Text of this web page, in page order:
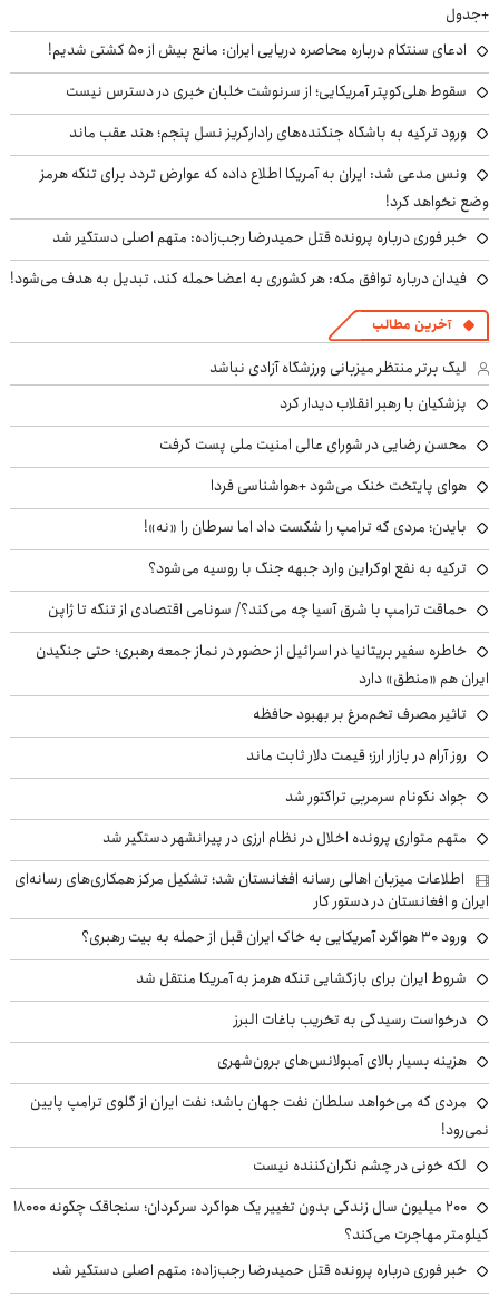
+جدول
ادعای سنتکام درباره محاصره دریایی ایران: مانع بیش از ۵۰ کشتی شدیم!
سقوط هلی‌کوپتر آمریکایی؛ از سرنوشت خلبان خبری در دسترس نیست
ورود ترکیه به باشگاه جنگنده‌های رادارگریز نسل پنجم؛ هند عقب ماند
ونس مدعی شد: ایران به آمریکا اطلاع داده که عوارض تردد برای تنگه هرمز
وضع نخواهد کرد!
خبر فوری درباره پرونده قتل حمیدرضا رجب‌زاده: متهم اصلی دستگیر شد
فیدان درباره توافق مکه: هر کشوری به اعضا حمله کند، تبدیل به هدف می‌شود!
آخرین مطالب
لیگ برتر منتظر میزبانی ورزشگاه آزادی نباشد
پزشکیان با رهبر انقلاب دیدار کرد
محسن رضایی در شورای عالی امنیت ملی پست گرفت
هوای پایتخت خنک می‌شود +هواشناسی فردا
بایدن؛ مردی که ترامپ را شکست داد اما سرطان را «نه»!
ترکیه به نفع اوکراین وارد جبهه جنگ با روسیه می‌شود؟
حماقت ترامپ با شرق آسیا چه می‌کند؟/ سونامی اقتصادی از تنگه تا ژاپن
خاطره سفیر بریتانیا در اسرائیل از حضور در نماز جمعه رهبری؛ حتی جنگیدن
ایران هم «منطق» دارد
تاثیر مصرف تخم‌مرغ بر بهبود حافظه
روز آرام در بازار ارز؛ قیمت دلار ثابت ماند
جواد نکونام سرمربی تراکتور شد
متهم متواری پرونده اخلال در نظام ارزی در پیرانشهر دستگیر شد
اطلاعات میزبان اهالی رسانه افغانستان شد؛ تشکیل مرکز همکاری‌های رسانه‌ای
ایران و افغانستان در دستور کار
ورود ۳۰ هواگرد آمریکایی به خاک ایران قبل از حمله به بیت رهبری؟
شروط ایران برای بازگشایی تنگه هرمز به آمریکا منتقل شد
درخواست رسیدگی به تخریب باغات البرز
هزینه بسیار بالای آمبولانس‌های برون‌شهری
مردی که می‌خواهد سلطان نفت جهان باشد؛ نفت ایران از گلوی ترامپ پایین
نمی‌رود!
لکه خونی در چشم نگران‌کننده نیست
۲۰۰ میلیون سال زندگی بدون تغییر یک هواگرد سرگردان؛ سنجاقک‌ چگونه ۱۸۰۰۰
کیلومتر مهاجرت می‌کند؟
خبر فوری درباره پرونده قتل حمیدرضا رجب‌زاده: متهم اصلی دستگیر شد